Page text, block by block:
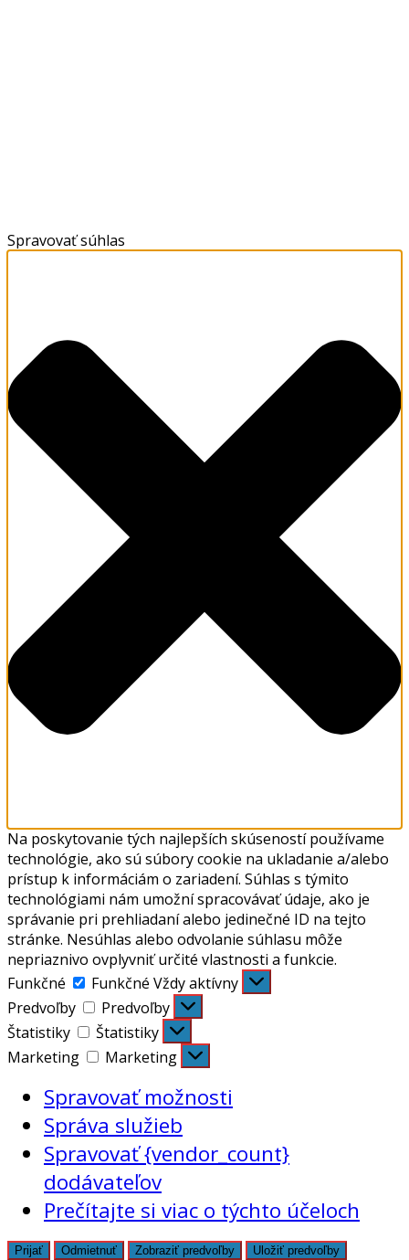
Spravovať súhlas
Na poskytovanie tých najlepších skúseností používame
technológie, ako sú súbory cookie na ukladanie a/alebo
prístup k informáciám o zariadení. Súhlas s týmito
technológiami nám umožní spracovávať údaje, ako je
správanie pri prehliadaní alebo jedinečné ID na tejto
stránke. Nesúhlas alebo odvolanie súhlasu môže
nepriaznivo ovplyvniť určité vlastnosti a funkcie.
Funkčné
Funkčné Vždy aktívny
Predvoľby
Predvoľby
Štatistiky
Štatistiky
Marketing
Marketing
Spravovať možnosti
Správa služieb
Spravovať {vendor_count}
dodávateľov
Prečítajte si viac o týchto účeloch
Prijať Odmietnuť Zobraziť predvoľby Uložiť predvoľby